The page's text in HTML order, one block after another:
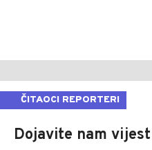
ČITAOCI REPORTERI
Dojavite nam vijest